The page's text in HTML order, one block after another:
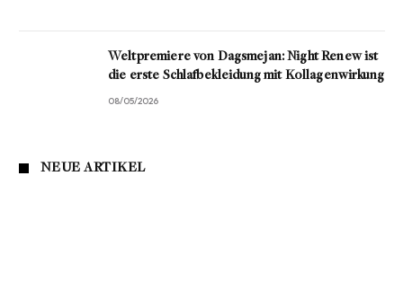
Weltpremiere von Dagsmejan: Night Renew ist
die erste Schlafbekleidung mit Kollagenwirkung
08/05/2026
NEUE ARTIKEL